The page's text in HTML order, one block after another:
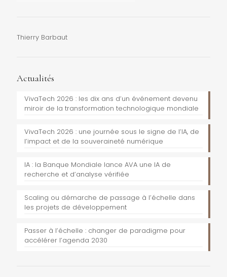
Thierry Barbaut
Actualités
VivaTech 2026 : les dix ans d’un événement devenu
miroir de la transformation technologique mondiale
VivaTech 2026 : une journée sous le signe de l’IA, de
l’impact et de la souveraineté numérique
IA : la Banque Mondiale lance AVA une IA de
recherche et d’analyse vérifiée
Scaling ou démarche de passage à l’échelle dans
les projets de développement
Passer à l’échelle : changer de paradigme pour
accélérer l’agenda 2030